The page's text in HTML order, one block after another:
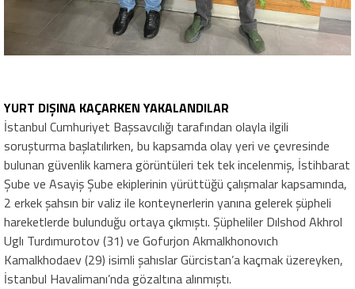
YURT DIŞINA KAÇARKEN YAKALANDILAR
İstanbul Cumhuriyet Başsavcılığı tarafından olayla ilgili
soruşturma başlatılırken, bu kapsamda olay yeri ve çevresinde
bulunan güvenlik kamera görüntüleri tek tek incelenmiş, İstihbarat
Şube ve Asayiş Şube ekiplerinin yürüttüğü çalışmalar kapsamında,
2 erkek şahsın bir valiz ile konteynerlerin yanına gelerek şüpheli
hareketlerde bulunduğu ortaya çıkmıştı. Şüpheliler Dılshod Akhrol
Uglı Turdımurotov (31) ve Gofurjon Akmalkhonovıch
Kamalkhodaev (29) isimli şahıslar Gürcistan’a kaçmak üzereyken,
İstanbul Havalimanı’nda gözaltına alınmıştı.